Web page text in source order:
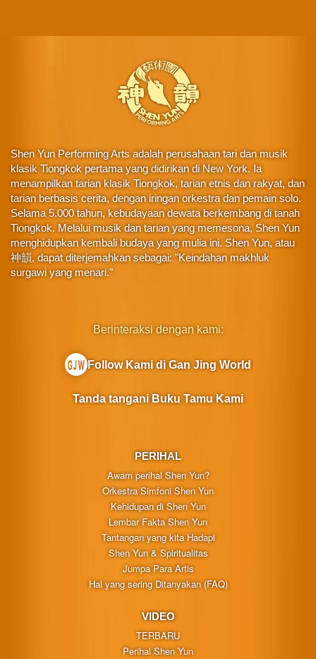
Shen Yun Performing Arts adalah perusahaan tari dan musik
klasik Tiongkok pertama yang didirikan di New York. Ia
menampilkan tarian klasik Tiongkok, tarian etnis dan rakyat, dan
tarian berbasis cerita, dengan iringan orkestra dan pemain solo.
Selama 5.000 tahun, kebudayaan dewata berkembang di tanah
Tiongkok. Melalui musik dan tarian yang memesona, Shen Yun
menghidupkan kembali budaya yang mulia ini. Shen Yun, atau
神韻, dapat diterjemahkan sebagai: "Keindahan makhluk
surgawi yang menari."
PERIHAL
Awam perihal Shen Yun?
Orkestra Simfoni Shen Yun
Kehidupan di Shen Yun
Lembar Fakta Shen Yun
Tantangan yang kita Hadapi
Shen Yun & Spiritualitas
Jumpa Para Artis
Hal yang sering Ditanyakan (FAQ)
VIDEO
TERBARU
Perihal Shen Yun
Berinteraksi dengan kami:
Follow Kami di Gan Jing World
Tanda tangani Buku Tamu Kami